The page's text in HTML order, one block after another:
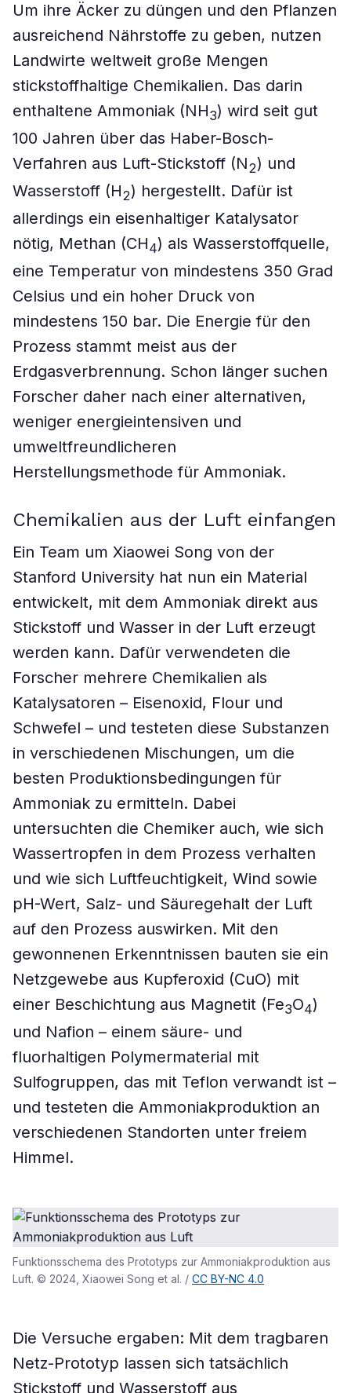
Um ihre Äcker zu düngen und den Pflanzen
ausreichend Nährstoffe zu geben, nutzen
Landwirte weltweit große Mengen
stickstoffhaltige Chemikalien. Das darin
enthaltene Ammoniak (NH3) wird seit gut
100 Jahren über das Haber-Bosch-
Verfahren aus Luft-Stickstoff (N2) und
Wasserstoff (H2) hergestellt. Dafür ist
allerdings ein eisenhaltiger Katalysator
nötig, Methan (CH4) als Wasserstoffquelle,
eine Temperatur von mindestens 350 Grad
Celsius und ein hoher Druck von
mindestens 150 bar. Die Energie für den
Prozess stammt meist aus der
Erdgasverbrennung. Schon länger suchen
Forscher daher nach einer alternativen,
weniger energieintensiven und
umweltfreundlicheren
Herstellungsmethode für Ammoniak.
Chemikalien aus der Luft einfangen
Ein Team um Xiaowei Song von der
Stanford University hat nun ein Material
entwickelt, mit dem Ammoniak direkt aus
Stickstoff und Wasser in der Luft erzeugt
werden kann. Dafür verwendeten die
Forscher mehrere Chemikalien als
Katalysatoren – Eisenoxid, Flour und
Schwefel – und testeten diese Substanzen
in verschiedenen Mischungen, um die
besten Produktionsbedingungen für
Ammoniak zu ermitteln. Dabei
untersuchten die Chemiker auch, wie sich
Wassertropfen in dem Prozess verhalten
und wie sich Luftfeuchtigkeit, Wind sowie
pH-Wert, Salz- und Säuregehalt der Luft
auf den Prozess auswirken. Mit den
gewonnenen Erkenntnissen bauten sie ein
Netzgewebe aus Kupferoxid (CuO) mit
einer Beschichtung aus Magnetit (Fe3O4)
und Nafion – einem säure- und
fluorhaltigen Polymermaterial mit
Sulfogruppen, das mit Teflon verwandt ist –
und testeten die Ammoniakproduktion an
verschiedenen Standorten unter freiem
Himmel.
Funktionsschema des Prototyps zur Ammoniakproduktion aus
Luft. © 2024, Xiaowei Song et al. / CC BY-NC 4.0
Die Versuche ergaben: Mit dem tragbaren
Netz-Prototyp lassen sich tatsächlich
Stickstoff und Wasserstoff aus